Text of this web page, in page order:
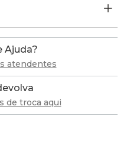
Ajuda?
atendentes
de troca aqui